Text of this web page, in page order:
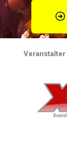
Veranstalter